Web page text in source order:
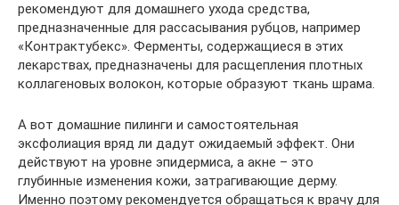
рекомендуют для домашнего ухода средства,
предназначенные для рассасывания рубцов, например
«Контрактубекс». Ферменты, содержащиеся в этих
лекарствах, предназначены для расщепления плотных
коллагеновых волокон, которые образуют ткань шрама.
А вот домашние пилинги и самостоятельная
эксфолиация вряд ли дадут ожидаемый эффект. Они
действуют на уровне эпидермиса, а акне – это
глубинные изменения кожи, затрагивающие дерму.
Именно поэтому рекомендуется обращаться к врачу для